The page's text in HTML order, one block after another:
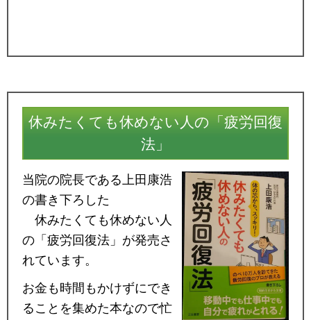
休みたくても休めない人の「疲労回復
法」
当院の院長である上田康浩
の書き下ろした
休みたくても休めない人
の「疲労回復法」が発売さ
れています。
お金も時間もかけずにでき
ることを集めた本なので忙